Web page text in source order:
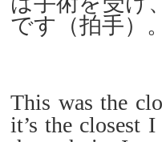
です（拍手）
This was the
it’s the closest